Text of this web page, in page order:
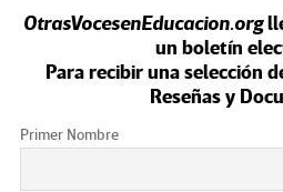
OtrasVocesenEducacion.org
un boletín
Para recibir una selección
Reseñas y
Primer Nombre